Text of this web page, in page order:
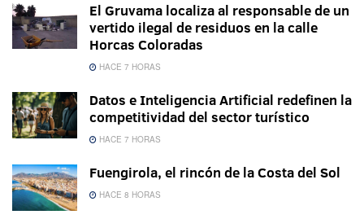
El Gruvama localiza al responsable de un
vertido ilegal de residuos en la calle
Horcas Coloradas
HACE 7 HORAS
Datos e Inteligencia Artificial redefinen la
competitividad del sector turístico
HACE 7 HORAS
Fuengirola, el rincón de la Costa del Sol
HACE 8 HORAS